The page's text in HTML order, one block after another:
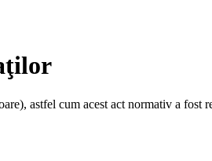
astfel cum acest act normativ a fost